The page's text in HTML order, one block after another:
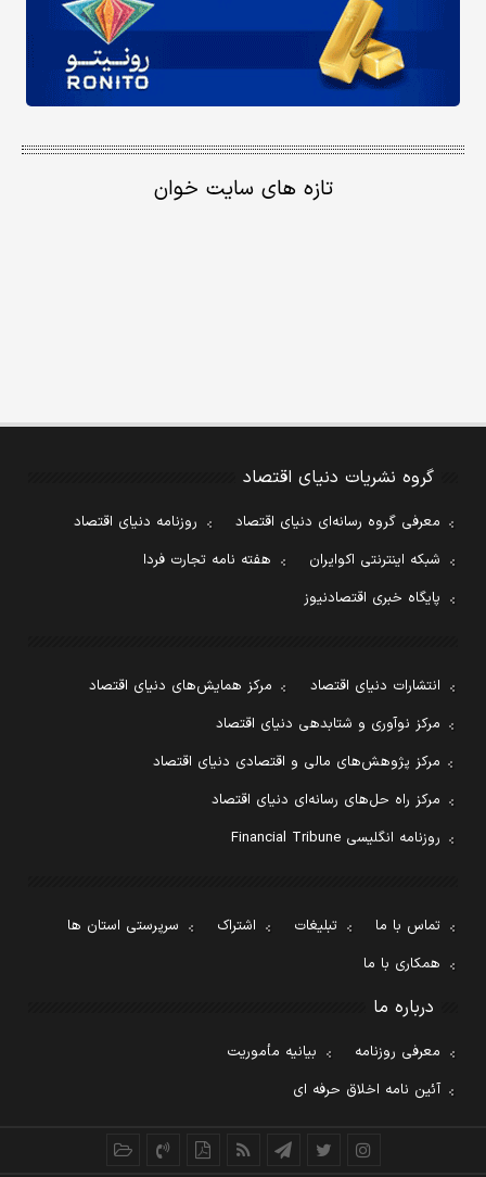
تازه های سایت خوان
گروه نشریات دنیای اقتصاد
معرفی گروه رسانه‌ای دنیای اقتصاد
روزنامه دنیای اقتصاد
شبکه اینترنتی اکوایران
هفته نامه تجارت فردا
پایگاه خبری اقتصادنیوز
انتشارات دنیای اقتصاد
مرکز همایش‌های دنیای اقتصاد
مرکز نوآوری و شتابدهی دنیای اقتصاد
مرکز پژوهش‌های مالی و اقتصادی دنیای اقتصاد
مرکز راه حل‌های رسانه‌ای دنیای اقتصاد
روزنامه انگلیسی Financial Tribune
تماس با ما تبلیغات اشتراک
سرپرستی استان ها
همکاری با ما
درباره ما
معرفی روزنامه
بیانیه مأموریت
آئین نامه اخلاق حرفه ای